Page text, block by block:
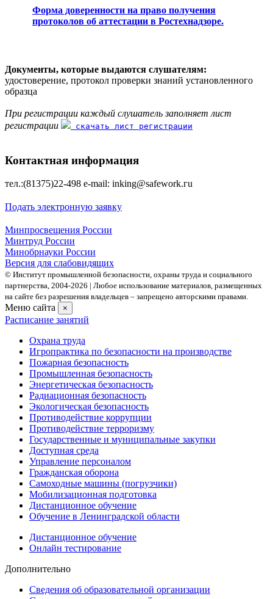
Форма доверенности на право получения
протоколов об аттестации в Ростехнадзоре.
Документы, которые выдаются слушателям:
удостоверение, протокол проверки знаний установленного
образца
При регистрации каждый слушатель заполняет лист
регистрации
скачать лист регистрации
Контактная информация
тел.:(81375)22-498 e-mаil: inking@safework.гu
Подать электронную заявку
Минпросвещения России
Минтруд России
Минобрнауки России
Версия для слабовидящих
© Институт промышленной безопасности, охраны труда и социального
партнерства, 2004- 2026 | Любое использование материалов, размещенных
на сайте без разрешения владельцев – запрещено авторскими правами.
Меню сайта ×
Расписание занятий
Охрана труда
Игропрактика по безопасности на производстве
Пожарная безопасность
Промышленная безопасность
Энергетическая безопасность
Радиационная безопасность
Экологическая безопасность
Противодействие коррупции
Противодействие терроризму
Государственные и муниципальные закупки
Доступная среда
Управление персоналом
Гражданская оборона
Самоходные машины (погрузчики)
Мобилизационная подготовка
Дистанционное обучение
Обучение в Ленинградской области
Дистанционное обучение
Онлайн тестирование
Дополнительно
Сведения об образовательной организации